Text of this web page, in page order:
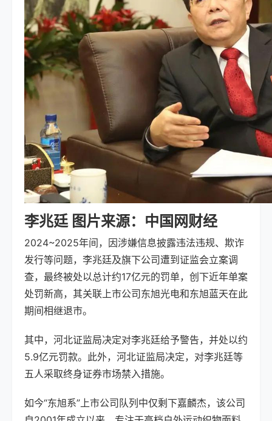
李兆廷 图片来源：中国网财经
2024~2025年间，因涉嫌信息披露违法违规、欺诈
发行等问题， 李兆廷及旗下公司遭到证监会立案调
查， 最终被处以总计约17亿元的罚单，创下近年单案
处罚新高，其关联上市公司东旭光电和东旭蓝天在此
期间相继退市。
其中， 河北证监局决定对李兆廷给予警告，并处以约
5.9亿元罚款。 此外， 河北证监局决定， 对李兆廷等
五人采取终身证券市场禁入措施。
如今“东旭系”上市公司队列中仅剩下嘉麟杰，该公司